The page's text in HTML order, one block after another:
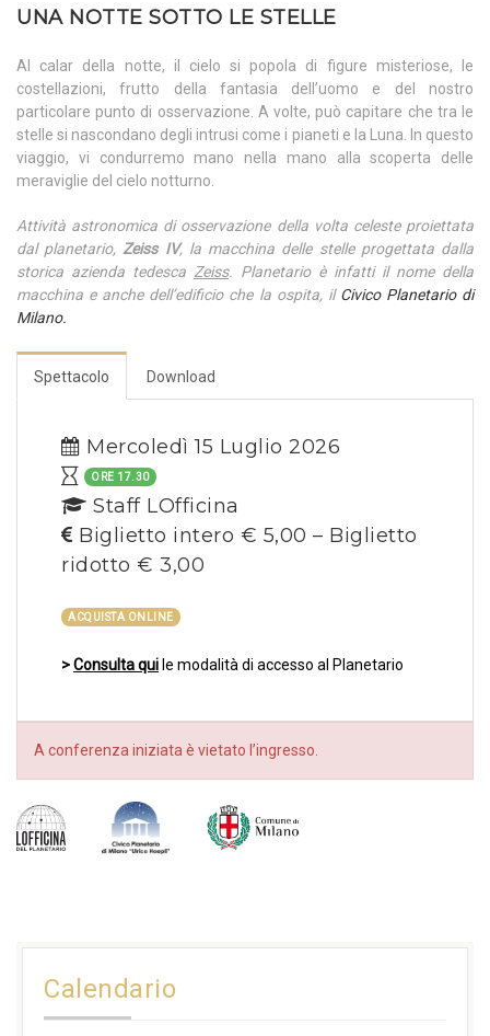
UNA NOTTE SOTTO LE STELLE
Al calar della notte, il cielo si popola di figure misteriose, le
costellazioni, frutto della fantasia dell’uomo e del nostro
particolare punto di osservazione. A volte, può capitare che tra le
stelle si nascondano degli intrusi come i pianeti e la Luna. In questo
viaggio, vi condurremo mano nella mano alla scoperta delle
meraviglie del cielo notturno.
Attività astronomica di osservazione della volta celeste proiettata
dal planetario,Zeiss IV, la macchina delle stelle progettata dalla
storica azienda tedesca Zeiss. Planetario è infatti il nome della
macchina e anche dell’edificio che la ospita, il Civico Planetario di
Milano.
Spettacolo Download
Mercoledì 15 Luglio 2026
ORE 17.30
Staff LOfficina
Biglietto intero € 5,00 – Biglietto
ridotto € 3,00
ACQUISTA ONLINE
>Consulta qui le modalità di accesso al Planetario
A conferenza iniziata è vietato l’ingresso.
Calendario